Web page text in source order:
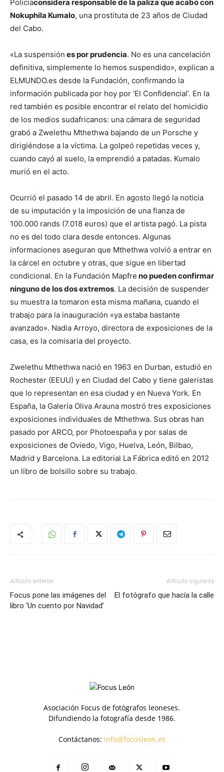
Policíaconsidera responsable de la paliza que acabó con
Nokuphila Kumalo, una prostituta de 23 años de Ciudad
del Cabo.
«La suspensión es por prudencia. No es una cancelación
definitiva, simplemente lo hemos suspendido», explican a
ELMUNDO.es desde la Fundación, confirmando la
información publicada por hoy por ‘El Confidencial’. En la
red también es posible encontrar el relato del homicidio
de los medios sudafricanos: una cámara de seguridad
grabó a Zwelethu Mthethwa bajando de un Porsche y
dirigiéndose a la víctima. La golpeó repetidas veces y,
cuando cayó al suelo, la emprendió a patadas. Kumalo
murió en el acto.
Ocurrió el pasado 14 de abril. En agosto llegó la noticia
de su imputación y la imposición de una fianza de
100.000 rands (7.018 euros) que el artista pagó. La pista
no es del todo clara desde entonces. Algunas
informaciones aseguran que Mthethwa volvió a entrar en
la cárcel en octubre y otras, que sigue en libertad
condicional. En la Fundación Mapfre no pueden confirmar
ninguno de los dos extremos. La decisión de suspender
su muestra la tomaron esta misma mañana, cuando el
trabajo para la inauguración «ya estaba bastante
avanzado». Nadia Arroyo, directora de exposiciones de la
casa, es la comisaria del proyecto.
Zwelethu Mthethwa nació en 1963 en Durban, estudió en
Rochester (EEUU) y en Ciudad del Cabo y tiene galeristas
que lo representan en esa ciudad y en Nueva York. En
España, la Galería Oliva Arauna mostró tres exposiciones
exposiciones individuales de Mthethwa. Sus obras han
pasado por ARCO, por Photoespaña y por salas de
exposiciones de Oviedo, Vigo, Huelva, León, Bilbao,
Madrid y Barcelona. La editorial La Fábrica editó en 2012
un libro de bolsillo sobre su trabajo.
Artículo anterior
Focus pone las imágenes del
libro ‘Un cuento por Navidad’
Artículo siguiente
El fotógrafo que hacía la calle
Asociación Focus de fotógrafos leoneses.
Difundiendo la fotografía desde 1986.
Contáctanos: info@focusleon.es